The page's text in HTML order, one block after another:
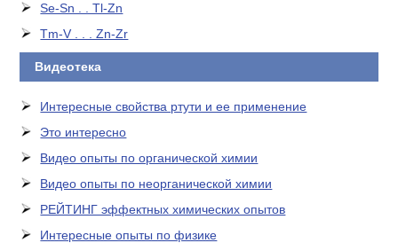
Se-Sn . . Tl-Zn
Tm-V . . . Zn-Zr
Видеотека
Интересные свойства ртути и ее применение
Это интересно
Видео опыты по органической химии
Видео опыты по неорганической химии
РЕЙТИНГ эффектных химических опытов
Интересные опыты по физике